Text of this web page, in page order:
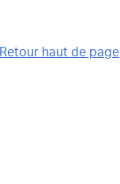
Retour haut de page